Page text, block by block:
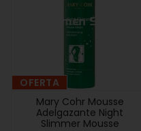
OFERTA
Mary Cohr Mousse
Adelgazante Night
Slimmer Mousse